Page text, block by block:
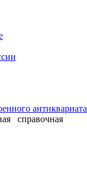
антиквариата
справочная